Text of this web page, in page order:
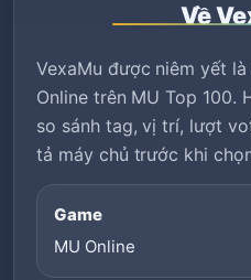
Về
VexaMu được niêm yết
Online trên MU Top 100.
so sánh tag, vị trí, lượt
tả máy chủ trước khi
Game
MU Online